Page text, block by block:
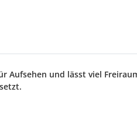
Aufsehen und lässt viel